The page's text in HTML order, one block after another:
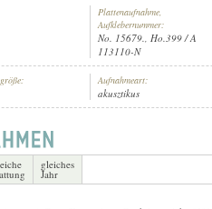
ZENÉSZ (ZONGORA)
Plattenaufnahme,
Aufklebernummer:
No. 15679., Ho.399 / A
113110-N
Aufnahmeart:
akusztikus
gleiches
Jahr